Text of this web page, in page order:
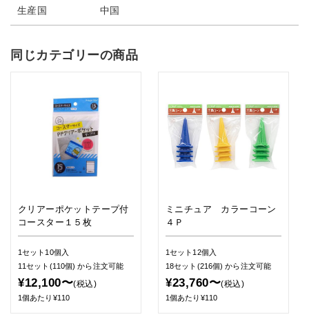
生産国 中国
同じカテゴリーの商品
クリアーポケットテープ付
コースター１５枚
1セット10個入
11セット(110個)から注文可能
¥12,100〜(税込)
1個あたり¥110
ミニチュア カラーコーン
４Ｐ
1セット12個入
18セット(216個)から注文可能
¥23,760〜(税込)
1個あたり¥110